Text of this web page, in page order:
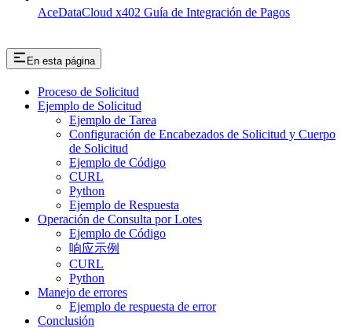
AceDataCloud x402 Guía de Integración de Pagos
En esta página
Proceso de Solicitud
Ejemplo de Solicitud
Ejemplo de Tarea
Configuración de Encabezados de Solicitud y Cuerpo
de Solicitud
Ejemplo de Código
CURL
Python
Ejemplo de Respuesta
Operación de Consulta por Lotes
Ejemplo de Código
响应示例
CURL
Python
Manejo de errores
Ejemplo de respuesta de error
Conclusión